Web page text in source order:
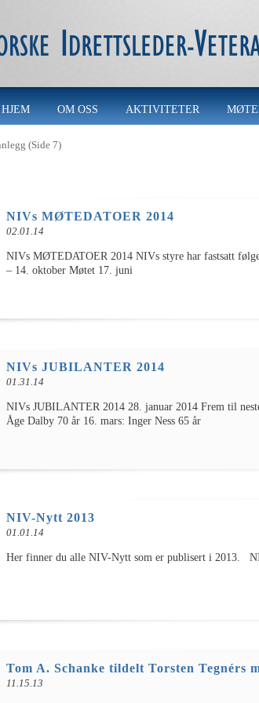
HJEM OM OSS AKTIVITETER
(Side 7)
NIVs MØTEDATOER 2014
02.01.14
NIVs MØTEDATOER 2014 NIVs styre har fastsatt
– 14. oktober Møtet 17. juni
NIVs JUBILANTER 2014
01.31.14
NIVs JUBILANTER 2014 28. januar 2014 Frem til
Åge Dalby 70 år 16. mars: Inger Ness 65 år
NIV-Nytt 2013
01.01.14
Her finner du alle NIV-Nytt som er publisert i 2013.
Tom A. Schanke tildelt Torsten Tegnérs
11.15.13